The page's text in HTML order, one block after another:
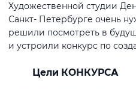
Художественной студии
Санкт- Петербурге очень
решили посмотреть в
и устроили конкурс по
Цели КОНКУРСА